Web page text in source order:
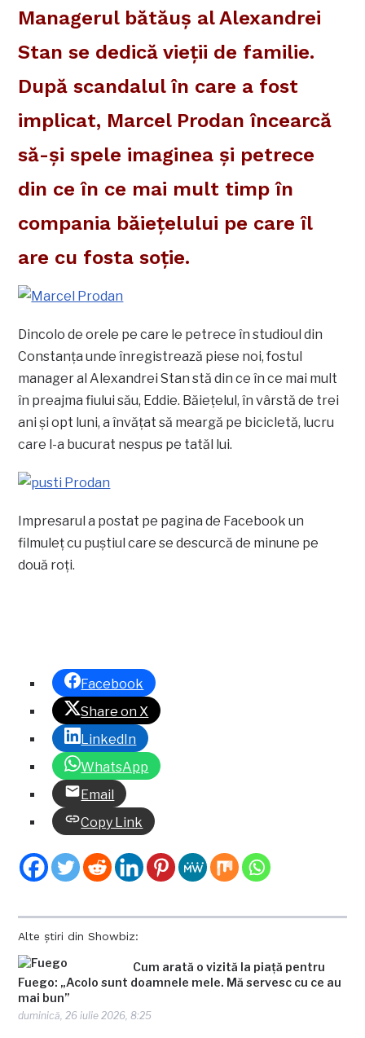
Alte știri din Showbiz:
Cum arată o vizită la piață pentru
Fuego: „Acolo sunt doamnele mele. Mă servesc cu ce au
mai bun”
duminică, 26 iulie 2026, 8:25
Managerul bătăuş al Alexandrei
Stan se dedică vieţii de familie.
După scandalul în care a fost
implicat, Marcel Prodan încearcă
să-şi spele imaginea şi petrece
din ce în ce mai mult timp în
compania băieţelului pe care îl
are cu fosta soţie.
Dincolo de orele pe care le petrece în studioul din
Constanţa unde înregistrează piese noi, fostul
manager al Alexandrei Stan stă din ce în ce mai mult
în preajma fiului său, Eddie. Băieţelul, în vârstă de trei
ani şi opt luni, a învăţat să meargă pe bicicletă, lucru
care l-a bucurat nespus pe tatăl lui.
Impresarul a postat pe pagina de Facebook un
filmuleţ cu puştiul care se descurcă de minune pe
două roţi.
Facebook
Share on X
LinkedIn
WhatsApp
Email
Copy Link